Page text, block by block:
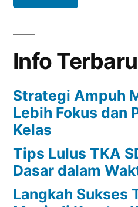
Info Terbaru
Strategi Ampuh
Lebih Fokus dan
Kelas
Tips Lulus TKA
Dasar dalam
Langkah Sukses